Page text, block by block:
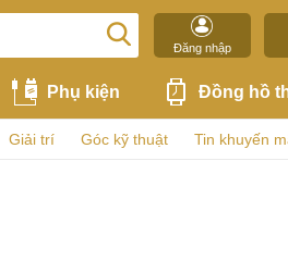
Đăng nhập
Phụ kiện Đồng hồ
Giải trí Góc kỹ thuật Tin khuyến